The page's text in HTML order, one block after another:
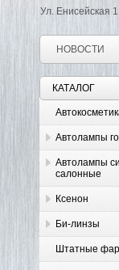
Ул. Енисейская
НОВОСТИ
КАТАЛОГ
Автолампы
Автолампы
салонные
Ксенон
Би-линзы
Штатные